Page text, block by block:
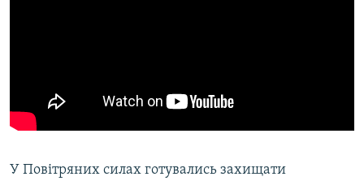
У Повітряних силах готувались захищати